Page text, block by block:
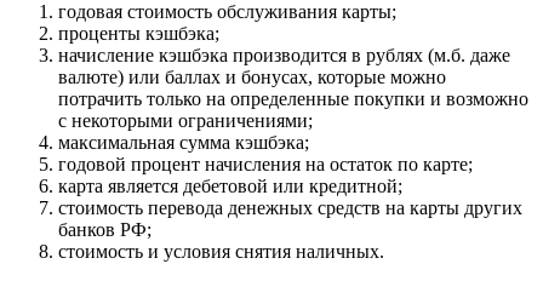
годовая стоимость обслуживания карты;
проценты кэшбэка;
начисление кэшбэка производится в рублях (м.б. даже
валюте) или баллах и бонусах, которые можно
потрачить только на определенные покупки и возможно
с некоторыми ограничениями;
максимальная сумма кэшбэка;
годовой процент начисления на остаток по карте;
карта является дебетовой или кредитной;
стоимость перевода денежных средств на карты других
банков РФ;
стоимость и условия снятия наличных.